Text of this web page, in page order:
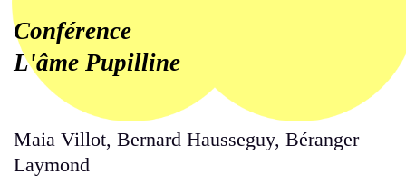
Conférence
L'âme Pupilline
Maia Villot, Bernard Hausseguy, Béranger
Laymond